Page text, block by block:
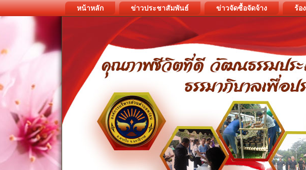
หน้าหลัก ข่าวประชาสัมพันธ์ ข่าวจัดซื้อจัดจ้าง ร้อ